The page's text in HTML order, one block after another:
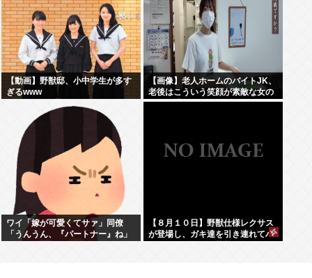
【動画】野獣邸、小中学生が多す
ぎるwww
【画像】老人ホームのバイトJK、
老後はこういう笑顔が素敵な女の
子に介護されたいよな
ワイ「嫁が可愛くてサァ」同僚
「うんうん、『パートナー』ね」
【８月１０日】野獣仕様レクサス
が登場し、ガキ達を引き連れてハ